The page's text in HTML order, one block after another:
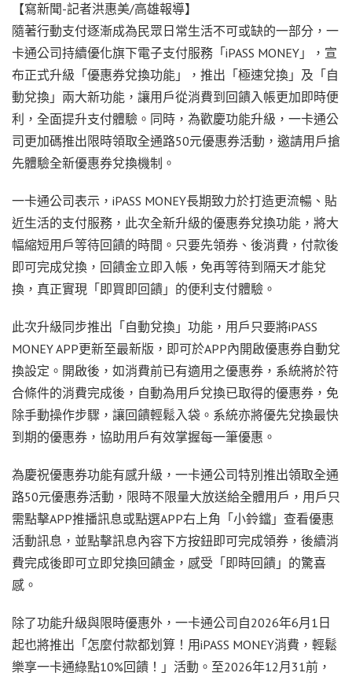
【寫新聞-記者洪惠美/高雄報導】
隨著行動支付逐漸成為民眾日常生活不可或缺的一部分，一
卡通公司持續優化旗下電子支付服務「iPASS MONEY」，宣
布正式升級「優惠券兌換功能」，推出「極速兌換」及「自
動兌換」兩大新功能，讓用戶從消費到回饋入帳更加即時便
利，全面提升支付體驗。同時，為歡慶功能升級，一卡通公
司更加碼推出限時領取全通路50元優惠券活動，邀請用戶搶
先體驗全新優惠券兌換機制。
一卡通公司表示，iPASS MONEY長期致力於打造更流暢、貼
近生活的支付服務，此次全新升級的優惠券兌換功能，將大
幅縮短用戶等待回饋的時間。只要先領券、後消費，付款後
即可完成兌換，回饋金立即入帳，免再等待到隔天才能兌
換，真正實現「即買即回饋」的便利支付體驗。
此次升級同步推出「自動兌換」功能，用戶只要將iPASS
MONEY APP更新至最新版，即可於APP內開啟優惠券自動兌
換設定。開啟後，如消費前已有適用之優惠券，系統將於符
合條件的消費完成後，自動為用戶兌換已取得的優惠券，免
除手動操作步驟，讓回饋輕鬆入袋。系統亦將優先兌換最快
到期的優惠券，協助用戶有效掌握每一筆優惠。
為慶祝優惠券功能有感升級，一卡通公司特別推出領取全通
路50元優惠券活動，限時不限量大放送給全體用戶，用戶只
需點擊APP推播訊息或點選APP右上角「小鈴鐺」查看優惠
活動訊息，並點擊訊息內容下方按鈕即可完成領券，後續消
費完成後即可立即兌換回饋金，感受「即時回饋」的驚喜
感。
除了功能升級與限時優惠外，一卡通公司自2026年6月1日
起也將推出「怎麼付款都划算！用iPASS MONEY消費，輕鬆
樂享一卡通綠點10%回饋！」活動。至2026年12月31前，